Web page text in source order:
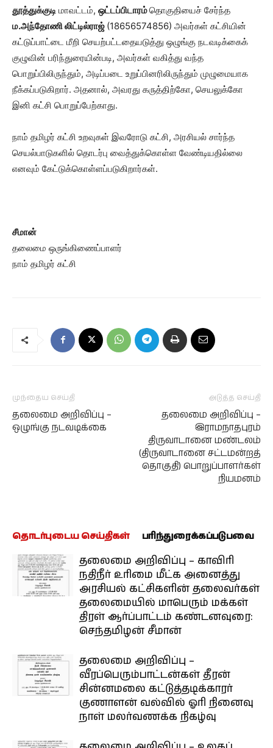
தூத்துக்குடி மாவட்டம், ஒட்டப்பிடாரம்தொகுதியைச் சேர்ந்த
ம.அந்தோணி லிட்டில்ராஜ் (18656574856) அவர்கள் கட்சியின்
கட்டுப்பாட்டை மீறி செயற்பட்டதையடுத்து ஒழுங்கு நடவடிக்கைக்
குழுவின் பரிந்துரையின்படி, அவர்கள் வகித்து வந்த
பொறுப்பிலிருந்தும், அடிப்படை உறுப்பினரிலிருந்தும் முழுமையாக
நீக்கப்படுகிறார். அதனால், அவரது கருத்திற்கோ, செயலுக்கோ
இனி கட்சி பொறுப்பேற்காது.
நாம் தமிழர் கட்சி உறவுகள் இவரோடு கட்சி, அரசியல் சார்ந்த
செயல்பாடுகளில் தொடர்பு வைத்துக்கொள்ள வேண்டியதில்லை
எனவும் கேட்டுக்கொள்ளப்படுகிறார்கள்.
சீமான்
தலைமை ஒருங்கிணைப்பாளர்
நாம் தமிழர் கட்சி
முந்தைய செய்தி
தலைமை அறிவிப்பு –
ஒழுங்கு நடவடிக்கை
அடுத்த செய்தி
தலைமை அறிவிப்பு –
இராமநாதபுரம்
திருவாடானை மண்டலம்
(திருவாடானை சட்டமன்றத்
தொகுதி) பொறுப்பாளர்கள்
நியமனம்
தொடர்புடைய செய்திகள் பரிந்துரைக்கப்படுபவை
தலைமை அறிவிப்பு – காவிரி
நதிநீர் உரிமை மீட்க அனைத்து
அரசியல் கட்சிகளின் தலைவர்கள்
தலைமையில் மாபெரும் மக்கள்
திரள் ஆர்ப்பாட்டம் கண்டனவுரை:
செந்தமிழன் சீமான்
தலைமை அறிவிப்பு –
வீரப்பெரும்பாட்டன்கள் தீரன்
சின்னமலை கட்டுத்தடிக்காரர்
குணாளன் வல்வில் ஓரி நினைவு
நாள் மலர்வணக்க நிகழ்வு